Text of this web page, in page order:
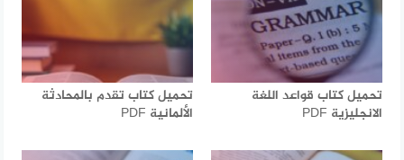
تحميل كتاب قواعد اللغة
الانجليزية PDF
تحميل كتاب تقدم بالمحادثة
الألمانية PDF